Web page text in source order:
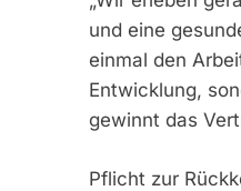
und eine
einmal den
Entwicklung,
gewinnt das
Pflicht zur